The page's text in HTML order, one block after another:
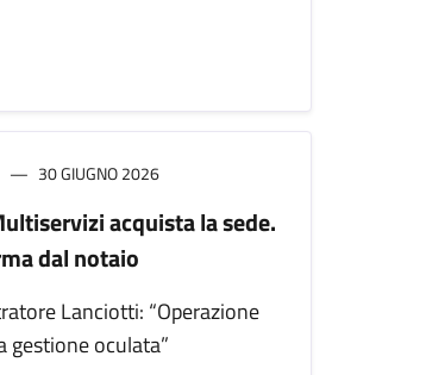
30 GIUGNO 2026
acquista la sede.
dal notaio
Lanciotti: “Operazione
gestione oculata”